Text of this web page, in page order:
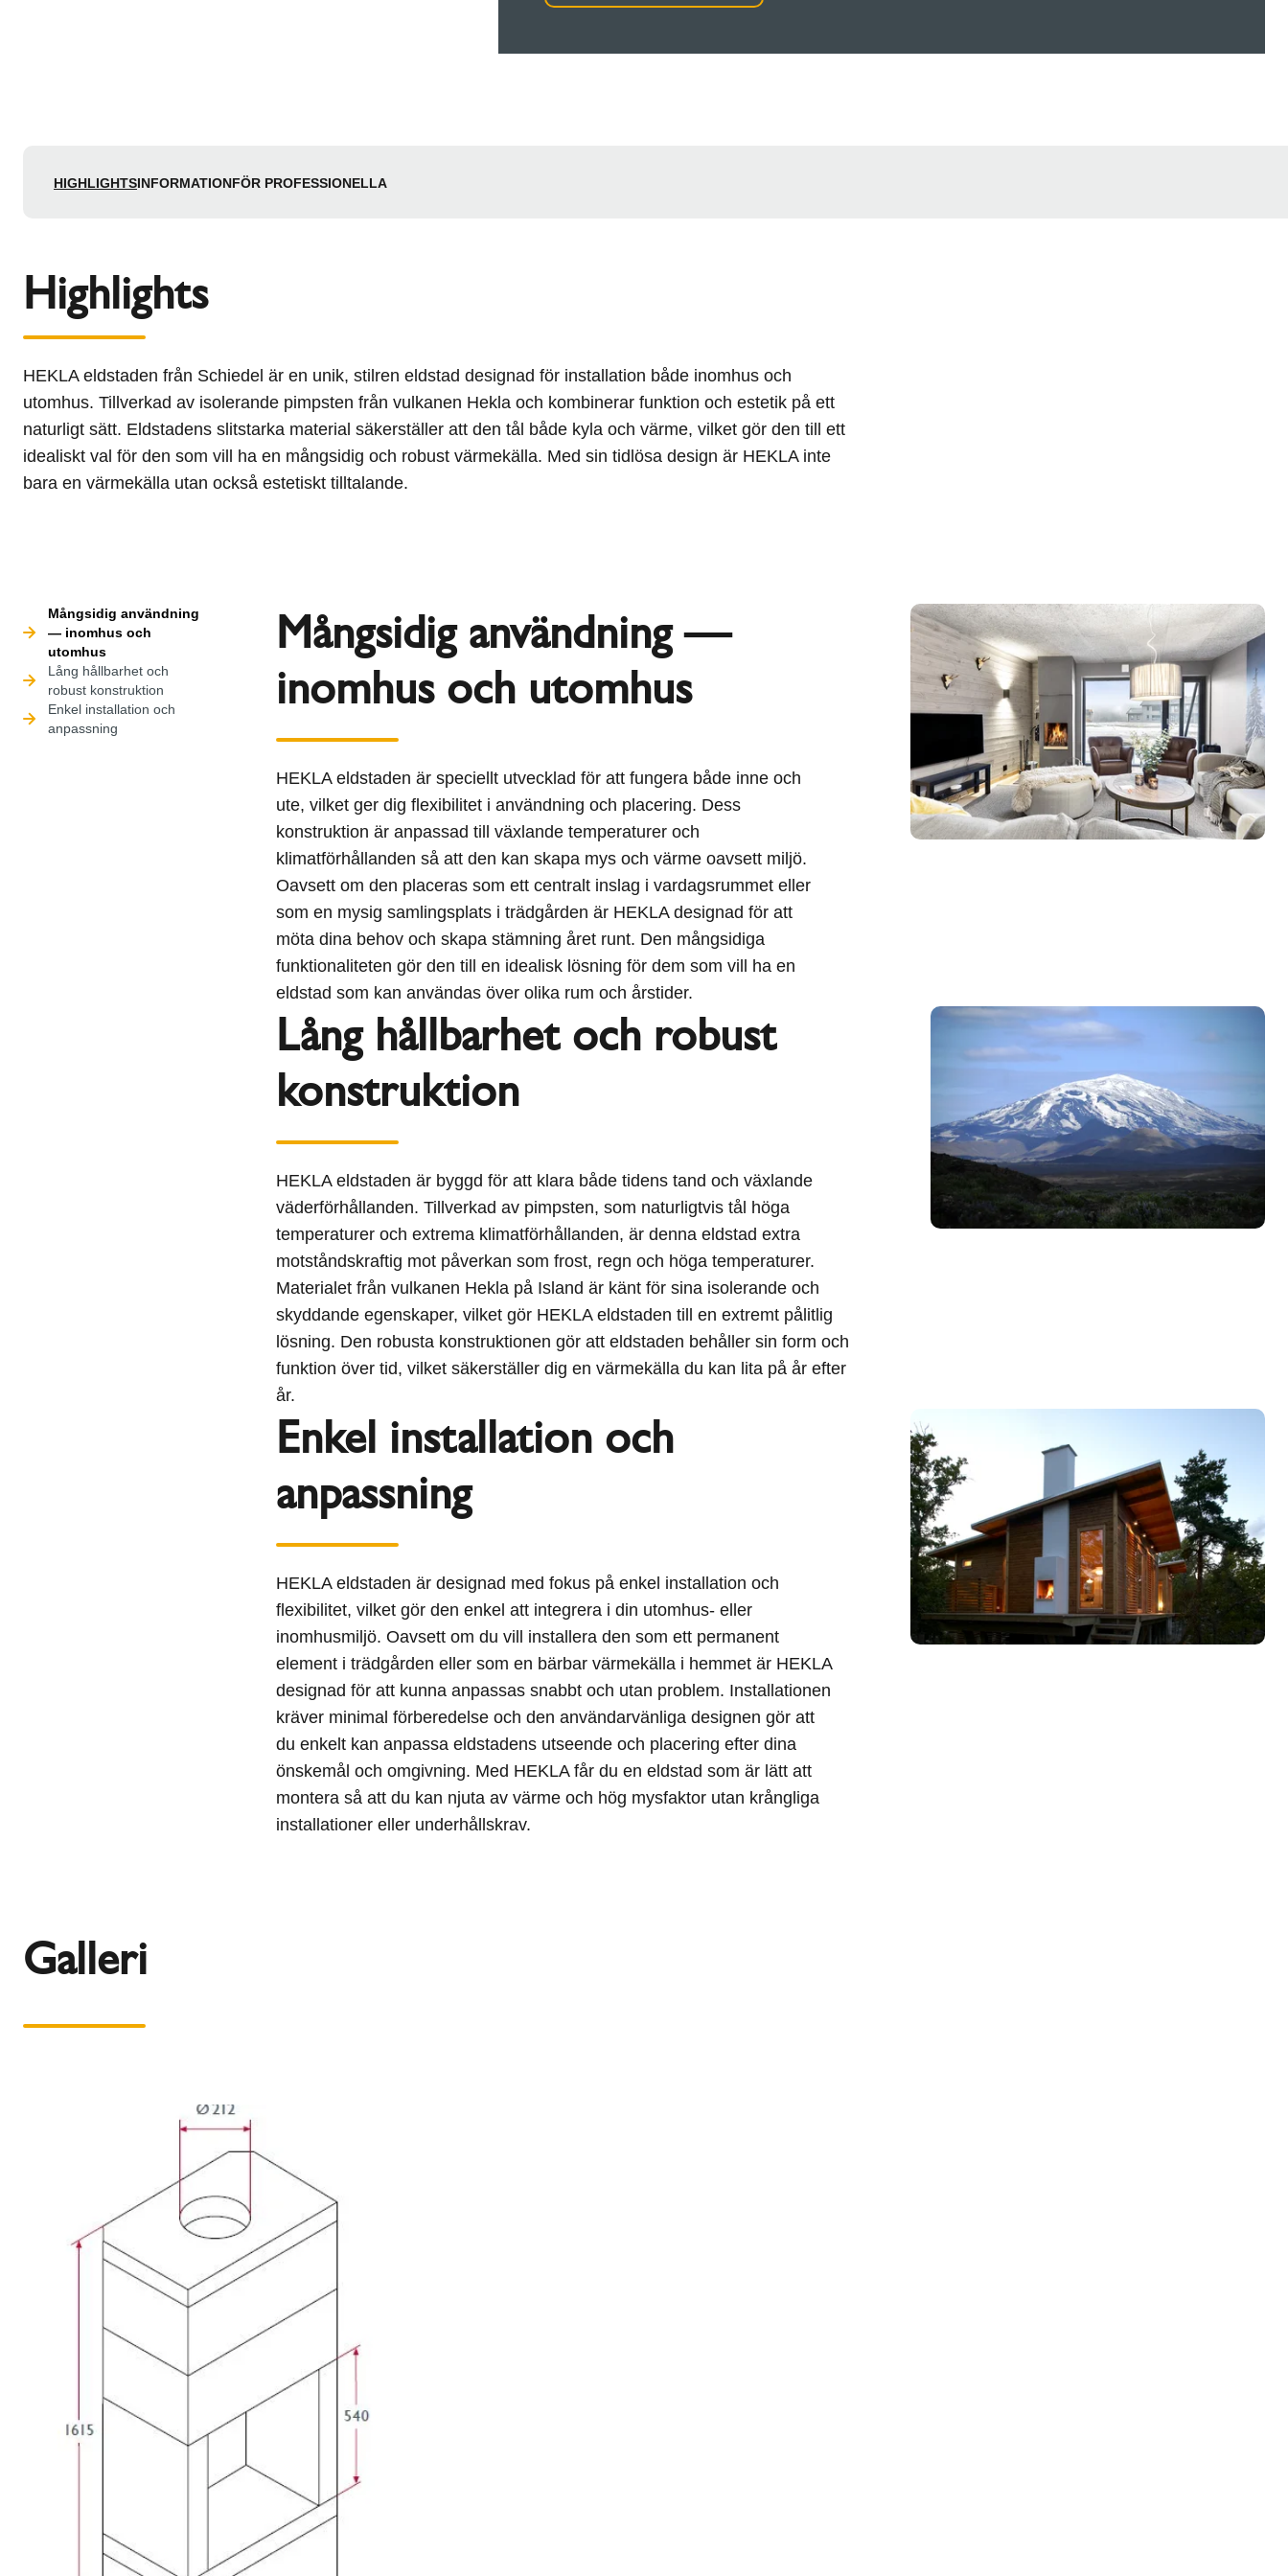
HIGHLIGHTSINFORMATIONFÖR PROFESSIONELLA
Highlights
HEKLA eldstaden från Schiedel är en unik, stilren eldstad designad för installation både inomhus och
utomhus. Tillverkad av isolerande pimpsten från vulkanen Hekla och kombinerar funktion och estetik på ett
naturligt sätt. Eldstadens slitstarka material säkerställer att den tål både kyla och värme, vilket gör den till ett
idealiskt val för den som vill ha en mångsidig och robust värmekälla. Med sin tidlösa design är HEKLA inte
bara en värmekälla utan också estetiskt tilltalande.
Mångsidig användning
— inomhus och
utomhus
Lång hållbarhet och
robust konstruktion
Enkel installation och
anpassning
Mångsidig användning —
inomhus och utomhus
HEKLA eldstaden är speciellt utvecklad för att fungera både inne och
ute, vilket ger dig flexibilitet i användning och placering. Dess
konstruktion är anpassad till växlande temperaturer och
klimatförhållanden så att den kan skapa mys och värme oavsett miljö.
Oavsett om den placeras som ett centralt inslag i vardagsrummet eller
som en mysig samlingsplats i trädgården är HEKLA designad för att
möta dina behov och skapa stämning året runt. Den mångsidiga
funktionaliteten gör den till en idealisk lösning för dem som vill ha en
eldstad som kan användas över olika rum och årstider.
Lång hållbarhet och robust
konstruktion
HEKLA eldstaden är byggd för att klara både tidens tand och växlande
väderförhållanden. Tillverkad av pimpsten, som naturligtvis tål höga
temperaturer och extrema klimatförhållanden, är denna eldstad extra
motståndskraftig mot påverkan som frost, regn och höga temperaturer.
Materialet från vulkanen Hekla på Island är känt för sina isolerande och
skyddande egenskaper, vilket gör HEKLA eldstaden till en extremt pålitlig
lösning. Den robusta konstruktionen gör att eldstaden behåller sin form och
funktion över tid, vilket säkerställer dig en värmekälla du kan lita på år efter
år.
Enkel installation och
anpassning
HEKLA eldstaden är designad med fokus på enkel installation och
flexibilitet, vilket gör den enkel att integrera i din utomhus- eller
inomhusmiljö. Oavsett om du vill installera den som ett permanent
element i trädgården eller som en bärbar värmekälla i hemmet är HEKLA
designad för att kunna anpassas snabbt och utan problem. Installationen
kräver minimal förberedelse och den användarvänliga designen gör att
du enkelt kan anpassa eldstadens utseende och placering efter dina
önskemål och omgivning. Med HEKLA får du en eldstad som är lätt att
montera så att du kan njuta av värme och hög mysfaktor utan krångliga
installationer eller underhållskrav.
Galleri